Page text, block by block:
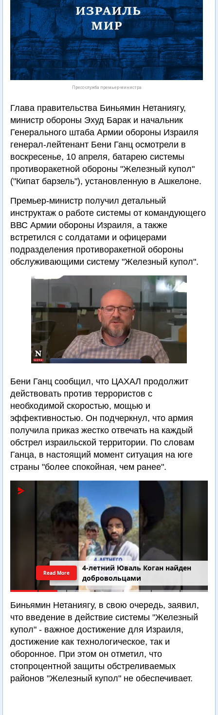
Пресс-служба премьер-министра
Глава правительства Биньямин Нетаниягу,
министр обороны Эхуд Барак и начальник
Генерального штаба Армии обороны Израиля
генерал-лейтенант Бени Ганц осмотрели в
воскресенье, 10 апреля, батарею системы
противоракетной обороны "Железный купол"
("Кипат барзель"), установленную в Ашкелоне.
Премьер-министр получил детальный
инструктаж о работе системы от командующего
ВВС Армии обороны Израиля, а также
встретился с солдатами и офицерами
подразделения противоракетной обороны
обслуживающими систему "Железный купол".
Бени Ганц сообщил, что ЦАХАЛ продолжит
действовать против террористов с
необходимой скоростью, мощью и
эффективностью. Он подчеркнул, что армия
получила приказ жестко отвечать на каждый
обстрел израильской территории. По словам
Ганца, в настоящий момент ситуация на юге
страны "более спокойная, чем ранее".
4-летний Юваль Коган найден
добровольцами
Read More
Биньямин Нетаниягу, в свою очередь, заявил,
что введение в действие системы "Железный
купол" - важное достижение для Израиля,
достижение как технологическое, так и
оборонное. При этом он отметил, что
стопроцентной защиты обстреливаемых
районов "Железный купол" не обеспечивает.